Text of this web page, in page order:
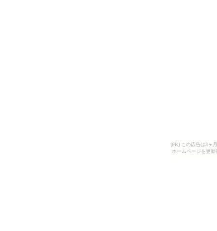
[PR] この広告は3ヶ
ホームページを更